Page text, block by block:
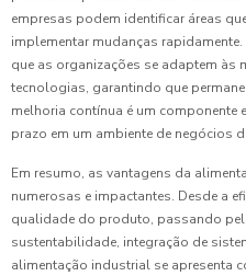
empresas podem identificar áreas
implementar mudanças
que as organizações se adaptem às
tecnologias, garantindo que
melhoria contínua é um
prazo em um ambiente de negócios
Em resumo, as vantagens da
numerosas e impactantes. Desde a
qualidade do produto, passando
sustentabilidade, integração de
alimentação industrial se apresenta